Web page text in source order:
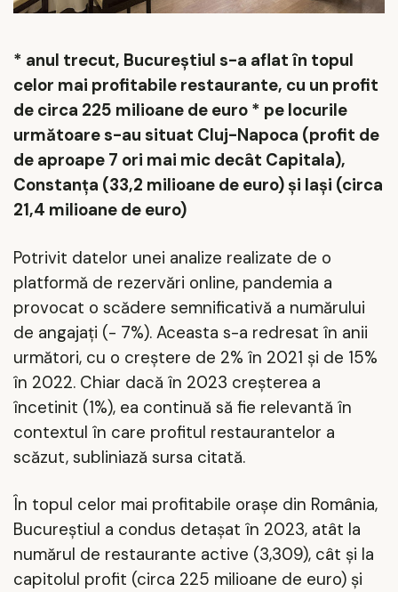
* anul trecut, Bucureștiul s-a aflat în topul
celor mai profitabile restaurante, cu un profit
de circa 225 milioane de euro * pe locurile
următoare s-au situat Cluj-Napoca (profit de
de aproape 7 ori mai mic decât Capitala),
Constanţa (33,2 milioane de euro) și Iași (circa
21,4 milioane de euro)
Potrivit datelor unei analize realizate de o
platformă de rezervări online, pandemia a
provocat o scădere semnificativă a numărului
de angajaţi (- 7%). Aceasta s-a redresat în anii
următori, cu o creştere de 2% în 2021 şi de 15%
în 2022. Chiar dacă în 2023 creşterea a
încetinit (1%), ea continuă să fie relevantă în
contextul în care profitul restaurantelor a
scăzut, subliniază sursa citată.
În topul celor mai profitabile oraşe din România,
Bucureştiul a condus detaşat în 2023, atât la
numărul de restaurante active (3,309), cât şi la
capitolul profit (circa 225 milioane de euro) şi